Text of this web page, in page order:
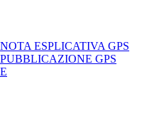
NOTA ESPLICATIVA GPS
GPS